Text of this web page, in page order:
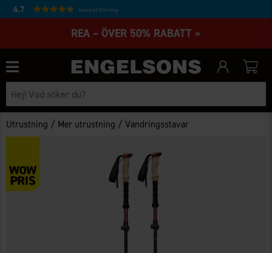
4.7 Baserat på 27231 betyg
REA – ÖVER 50% RABATT »
Utrustning / Mer utrustning /Vandringsstavar